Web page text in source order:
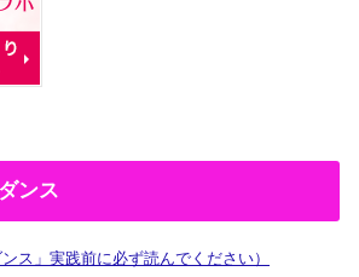
ンス
ス」実践前に必ず読んでください）